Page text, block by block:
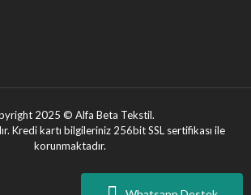
2025 © Alfa Beta Tekstil.
Kredi kartı bilgileriniz 256bit SSL sertifikası ile
korunmaktadır.